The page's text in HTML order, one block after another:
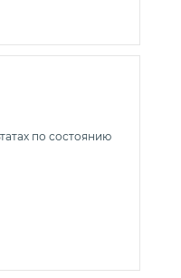
по состоянию